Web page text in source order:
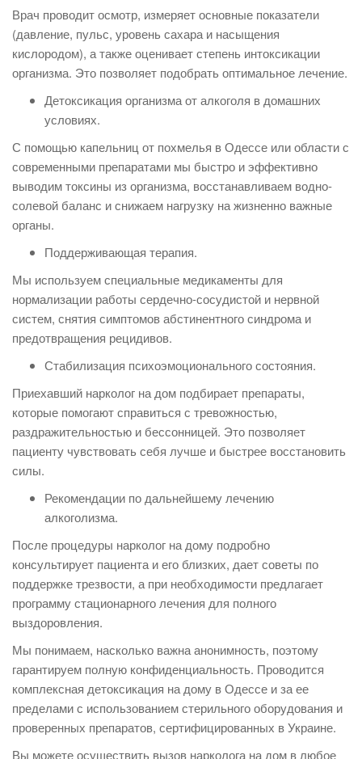
Врач проводит осмотр, измеряет основные показатели
(давление, пульс, уровень сахара и насыщения
кислородом), а также оценивает степень интоксикации
организма. Это позволяет подобрать оптимальное лечение.
Детоксикация организма от алкоголя в домашних
условиях.
С помощью капельниц от похмелья в Одессе или области с
современными препаратами мы быстро и эффективно
выводим токсины из организма, восстанавливаем водно-
солевой баланс и снижаем нагрузку на жизненно важные
органы.
Поддерживающая терапия.
Мы используем специальные медикаменты для
нормализации работы сердечно-сосудистой и нервной
систем, снятия симптомов абстинентного синдрома и
предотвращения рецидивов.
Стабилизация психоэмоционального состояния.
Приехавший нарколог на дом подбирает препараты,
которые помогают справиться с тревожностью,
раздражительностью и бессонницей. Это позволяет
пациенту чувствовать себя лучше и быстрее восстановить
силы.
Рекомендации по дальнейшему лечению
алкоголизма.
После процедуры нарколог на дому подробно
консультирует пациента и его близких, дает советы по
поддержке трезвости, а при необходимости предлагает
программу стационарного лечения для полного
выздоровления.
Мы понимаем, насколько важна анонимность, поэтому
гарантируем полную конфиденциальность. Проводится
комплексная детоксикация на дому в Одессе и за ее
пределами с использованием стерильного оборудования и
проверенных препаратов, сертифицированных в Украине.
Вы можете осуществить вызов нарколога на дом в любое